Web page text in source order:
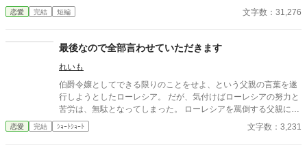
い、さらに……。 「今なら妹も許してくれるから、きちんと謝ろ
う」 あろうことか、夫は諭すような優しい笑みを浮かべ、サフィ
なたのその優しさや気遣いは、私にとっては劇薬でしかありませ
後、あることがきっかけで、夫の笑顔の仮面が剥がれ落ち始
め……。
恋愛 完結 短編 文字数：31,276
最後なので全部言わせていただきます
れいも
伯爵令嬢としてできる限りのことをせよ、という父親の言葉を遂
行しようとしたローレシア。 だが、気付けばローレシアの努力と
苦労は、無駄となってしまった。 ローレシアを罵倒する父親に、
ついに彼女は切れた。 そうして父親に、今までの鬱憤をぶちまけ
るのだった。 ※ざまあ展開はありません。 また、カテゴリー設定
恋愛 完結 ｼｮｰﾄｼｮｰﾄ 文字数：3,231